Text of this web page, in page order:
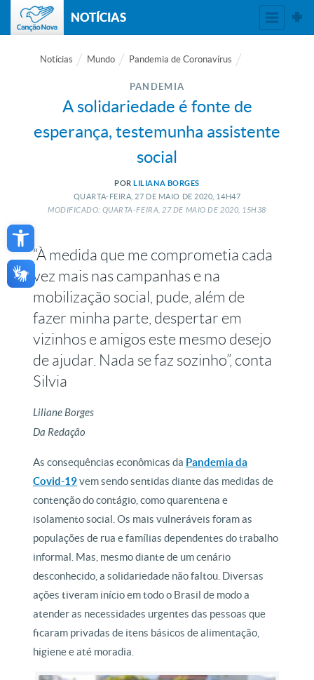
Open toolbar
NOTÍCIAS
Notícias Mundo Pandemia de Coronavírus
PANDEMIA
A solidariedade é fonte de
esperança, testemunha assistente
social
PORLILIANA BORGES
QUARTA-FEIRA, 27 DE MAIO DE 2020, 14H47
MODIFICADO: QUARTA-FEIRA, 27DE MAIO DE 2020, 15H38
“À medida que me comprometia cada
vez mais nas campanhas e na
mobilização social, pude, além de
fazer minha parte, despertar em
vizinhos e amigos este mesmo desejo
de ajudar. Nada se faz sozinho”, conta
Silvia
Liliane Borges
Da Redação
As consequências econômicas da Pandemia da
Covid-19vem sendo sentidas diante das medidas de
contenção do contágio, como quarentena e
isolamento social. Os mais vulneráveis foram as
populações de rua e famílias dependentes do trabalho
informal. Mas, mesmo diante de um cenário
desconhecido, a solidariedade não faltou. Diversas
ações tiveram início em todo o Brasil de modo a
atender as necessidades urgentes das pessoas que
ficaram privadas de itens básicos de alimentação,
higiene e até moradia.